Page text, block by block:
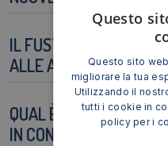
IL FUSTO SILVER È
ALLE AMMACCATURE?
QUAL È LA DURATA
IN CONDIZIONI DI
Questo
Questo sito
migliorare la tua
Utilizzando il
tutti i cookie in
policy per i